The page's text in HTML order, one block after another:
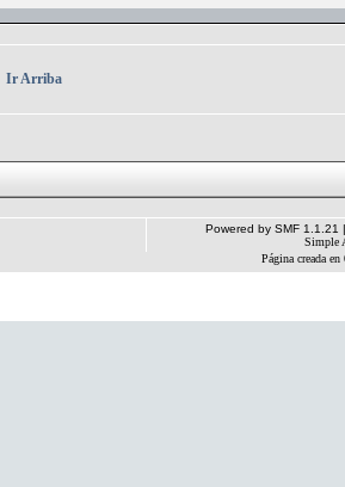
Ir Arriba
Powered by SMF 1.1.21
Simple
Página creada